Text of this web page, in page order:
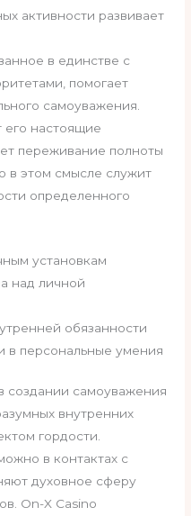
активности развивает
в единстве с
помогает
самоуважения.
настоящие
переживание полноты
в этом смысле служит
определенного
установкам
над личной
обязанности
в персональные умения
создании самоуважения
внутренних
гордости.
в контактах с
духовное сферу
On-X Casino